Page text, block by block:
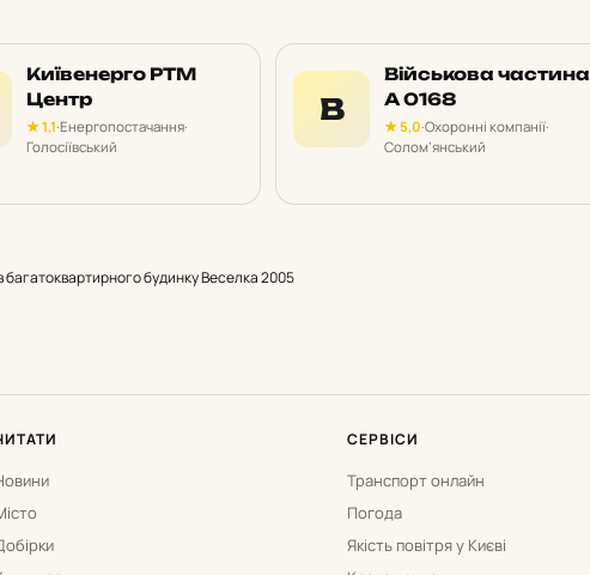
Київенерго РТМ
Центр
★ 1,1·Енергопостачання·
Голосіївський
В
Військова частина
А 0168
★ 5,0·Охоронні компанії·
Солом’янський
багатоквартирного будинку Веселка 2005
СЕРВІСИ
Транспорт онлайн
Погода
Якість повітря у Києві